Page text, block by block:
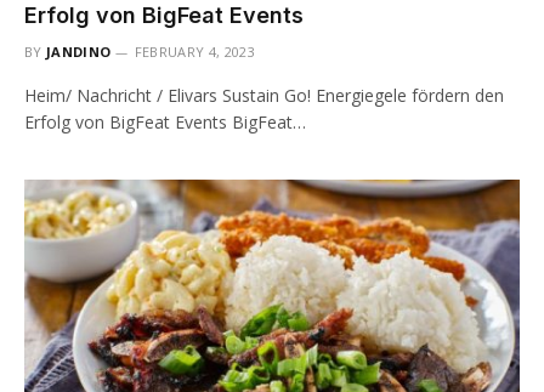
Erfolg von BigFeat Events
BY JANDINO FEBRUARY 4, 2023
Heim/ Nachricht / Elivars Sustain Go! Energiegele fördern den
Erfolg von BigFeat Events BigFeat…